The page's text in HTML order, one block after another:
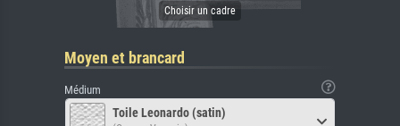
Moyen et brancard
Médium
Toile Leonardo (satin)